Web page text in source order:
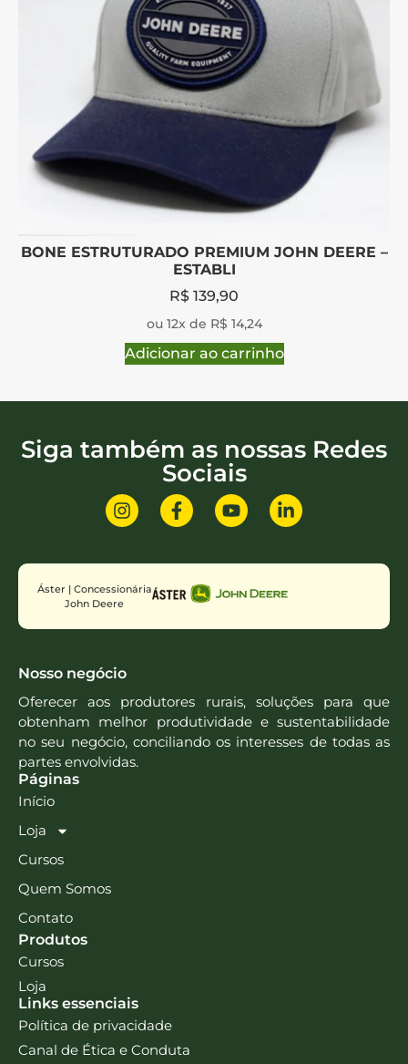
BONE ESTRUTURADO PREMIUM JOHN DEERE –
ESTABLI
R$ 139,90
ou 12x de R$ 14,24
Adicionar ao carrinho
Siga também as nossas Redes
Sociais
Áster | Concessionária
John Deere
Nosso negócio
Oferecer aos produtores rurais, soluções para que
obtenham melhor produtividade e sustentabilidade
no seu negócio, conciliando os interesses de todas as
partes envolvidas.
Páginas
Início
Loja
Cursos
Quem Somos
Contato
Produtos
Cursos
Loja
Links essenciais
Política de privacidade
Canal de Ética e Conduta